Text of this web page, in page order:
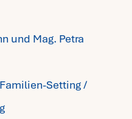
und Mag. Petra
Setting /